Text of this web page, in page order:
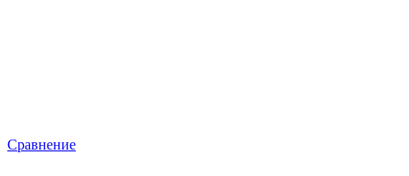
Сравнение